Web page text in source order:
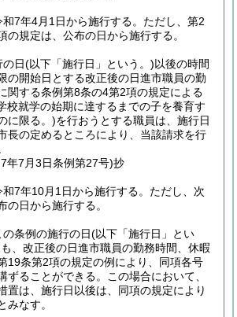
7年4月1日から施行する。 ただし、第2
の規定は、公布の日から施行する。
の日(以下「施行日」という。)以後の時間
の開始日とする改正後の日進市職員の勤
関する条例第8条の4第2項の規定による
校就学の始期に達するまでの子を養育す
に限る。)を行おうとする職員は、施行日
長の定めるところにより、当該請求を行
年7月3日条例第27号)抄
7年10月1日から施行する。 ただし、次
の日から施行する。
条例の施行の日(以下「施行日」とい
、改正後の日進市職員の勤務時間、休暇
19条第2項の規定の例により、同項各号
ずることができる。
この場合において、
置は、施行日以後は、同項の規定により
みなす。